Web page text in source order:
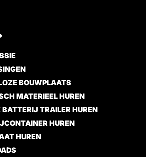
BOUWPLAATS
MATERIEEL HUREN
BATTERIJ TRAILER HUREN
HUREN
HUREN